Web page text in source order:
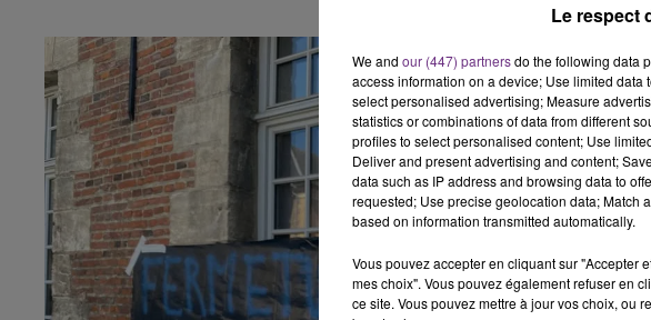
FM
7h00 - 11h00
BEST OF
Le respect
We and our (447) partnersdo the following data
access information on a device; Use limited
select personalised advertising; Measure
statistics or combinations of data from different
profiles to select personalised content; Use
Deliver and present advertising and content;
data such as IP address and browsing data to
requested; Use precise geolocation data; Match
based on information transmitted automatically.
Vous pouvez accepter en cliquant sur "Accepter
mes choix". Vous pouvez également refuser en
ce site. Vous pouvez mettre à jour vos choix, ou